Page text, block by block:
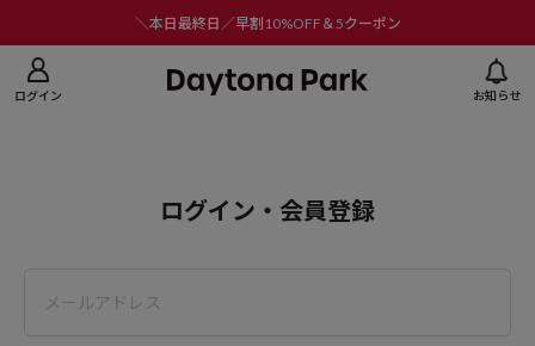
＼本日最終日／早割10%OFF＆5クーポン
ログイン お知らせ
ログイン・会員登録